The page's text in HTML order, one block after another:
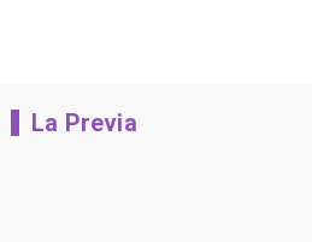
La Previa